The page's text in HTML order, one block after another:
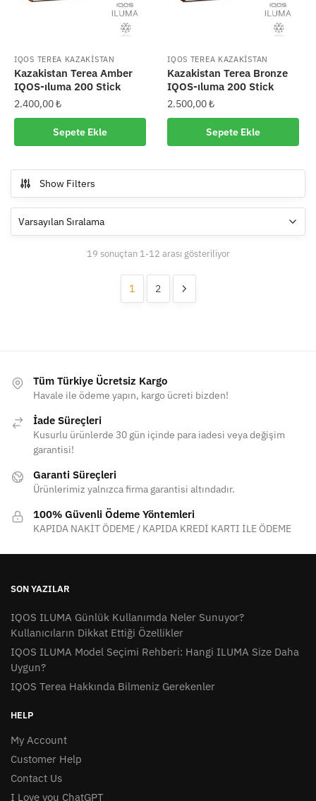
IQOS TEREA KAZAKİSTAN
Kazakistan Terea Amber
IQOS-ıluma 200 Stick
2.400,00₺
Sepete Ekle
IQOS TEREA KAZAKİSTAN
Kazakistan Terea Bronze
IQOS-ıluma 200 Stick
2.500,00₺
Sepete Ekle
Show Filters
19 sonuçtan 1-12 arası gösteriliyor
1 2
Tüm Türkiye Ücretsiz Kargo
Havale ile ödeme yapın, kargo ücreti bizden!
İade Süreçleri
Kusurlu ürünlerde 30 gün içinde para iadesi veya değişim
garantisi!
Garanti Süreçleri
Ürünlerimiz yalnızca firma garantisi altındadır.
100% Güvenli Ödeme Yöntemleri
KAPIDA NAKİT ÖDEME / KAPIDA KREDİ KARTI İLE ÖDEME
SON YAZILAR
IQOS ILUMA Günlük Kullanımda Neler Sunuyor?
Kullanıcıların Dikkat Ettiği Özellikler
IQOS ILUMA Model Seçimi Rehberi: Hangi ILUMA Size Daha
Uygun?
IQOS Terea Hakkında Bilmeniz Gerekenler
HELP
My Account
Customer Help
Contact Us
I Love you ChatGPT